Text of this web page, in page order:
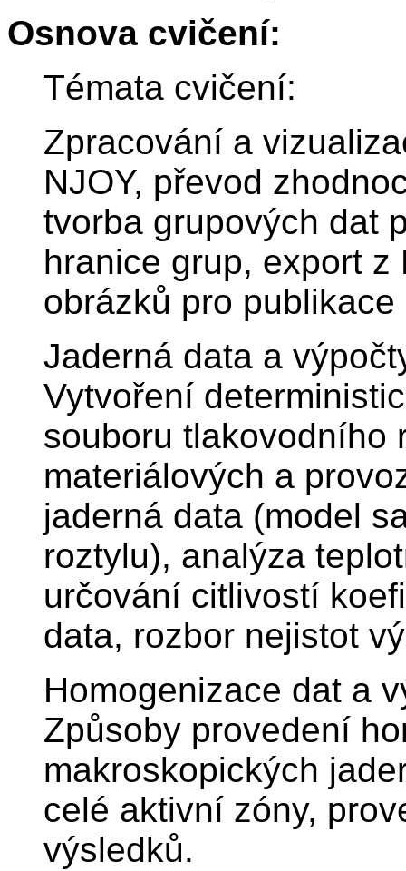
Osnova cvičení:
Témata cvičení:
Zpracování a
NJOY, převod
tvorba grupových dat
hranice grup, export
obrázků pro
Jaderná data a
Vytvoření
souboru tlakovodního
materiálových a
jaderná data (model
roztylu), analýza
určování citlivostí
data, rozbor nejistot
Homogenizace dat a
Způsoby provedení
makroskopických
celé aktivní zóny,
výsledků.